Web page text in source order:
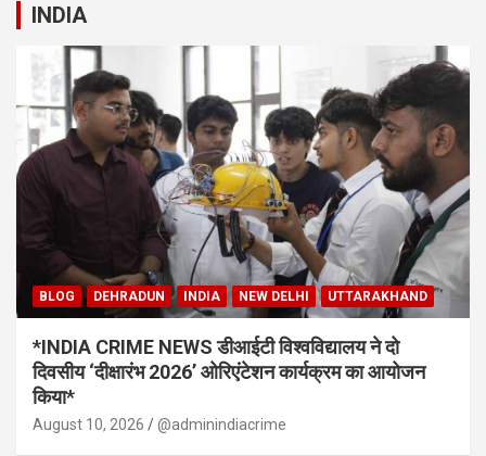
INDIA
BLOG DEHRADUN INDIA NEW DELHI UTTARAKHAND
*INDIA CRIME NEWS डीआईटी विश्वविद्यालय ने दो
दिवसीय ‘दीक्षारंभ 2026’ ओरिएंटेशन कार्यक्रम का आयोजन
किया*
August 10, 2026 @adminindiacrime